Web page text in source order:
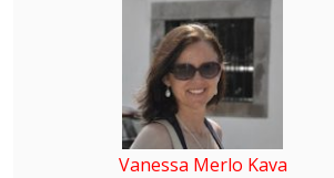
Vanessa Merlo Kava